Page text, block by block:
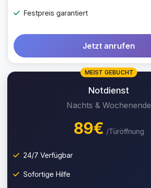
Festpreis garantiert
Jetzt anrufen
MEIST GEBUCHT
Notdienst
Nachts & Wochenende
89€ /Türöffnung
24/7 Verfügbar
Sofortige Hilfe